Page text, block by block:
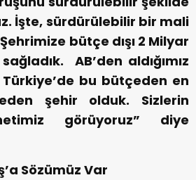
İşte, sürdürülebilir bir mali
bütçe dışı 2 Milyar
AB’den aldığımız
bu bütçeden en
şehir olduk. Sizlerin
görüyoruz” diye
Sözümüz Var